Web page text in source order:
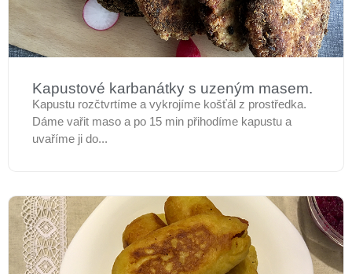
Kapustové karbanátky s uzeným masem.
Kapustu rozčtvrtíme a vykrojíme košťál z prostředka.
Dáme vařit maso a po 15 min přihodíme kapustu a
uvaříme ji do...